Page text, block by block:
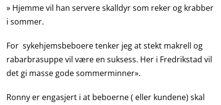
» Hjemme vil han servere skalldyr som reker og krabber
i sommer.
For sykehjemsbeboere tenker jeg at stekt makrell og
rabarbrasuppe vil være en suksess. Her i Fredrikstad vil
det gi masse gode sommerminner».
Ronny er engasjert i at beboerne ( eller kundene) skal